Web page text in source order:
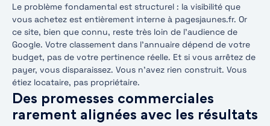
Le problème fondamental est structurel : la visibilité que
vous achetez est entièrement interne à pagesjaunes.fr. Or
ce site, bien que connu, reste très loin de l’audience de
Google. Votre classement dans l’annuaire dépend de votre
budget, pas de votre pertinence réelle. Et si vous arrêtez de
payer, vous disparaissez. Vous n’avez rien construit. Vous
étiez locataire, pas propriétaire.
Des promesses commerciales
rarement alignées avec les résultats